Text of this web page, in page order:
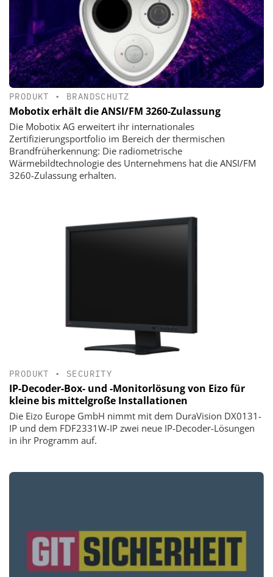
PRODUKT • BRANDSCHUTZ
Mobotix erhält die ANSI/FM 3260-Zulassung
Die Mobotix AG erweitert ihr internationales
Zertifizierungsportfolio im Bereich der thermischen
Brandfrüherkennung: Die radiometrische
Wärmebildtechnologie des Unternehmens hat die ANSI/FM
3260-Zulassung erhalten.
PRODUKT • SECURITY
IP-Decoder-Box- und -Monitorlösung von Eizo für
kleine bis mittelgroße Installationen
Die Eizo Europe GmbH nimmt mit dem DuraVision DX0131-
IP und dem FDF2331W-IP zwei neue IP-Decoder-Lösungen
in ihr Programm auf.